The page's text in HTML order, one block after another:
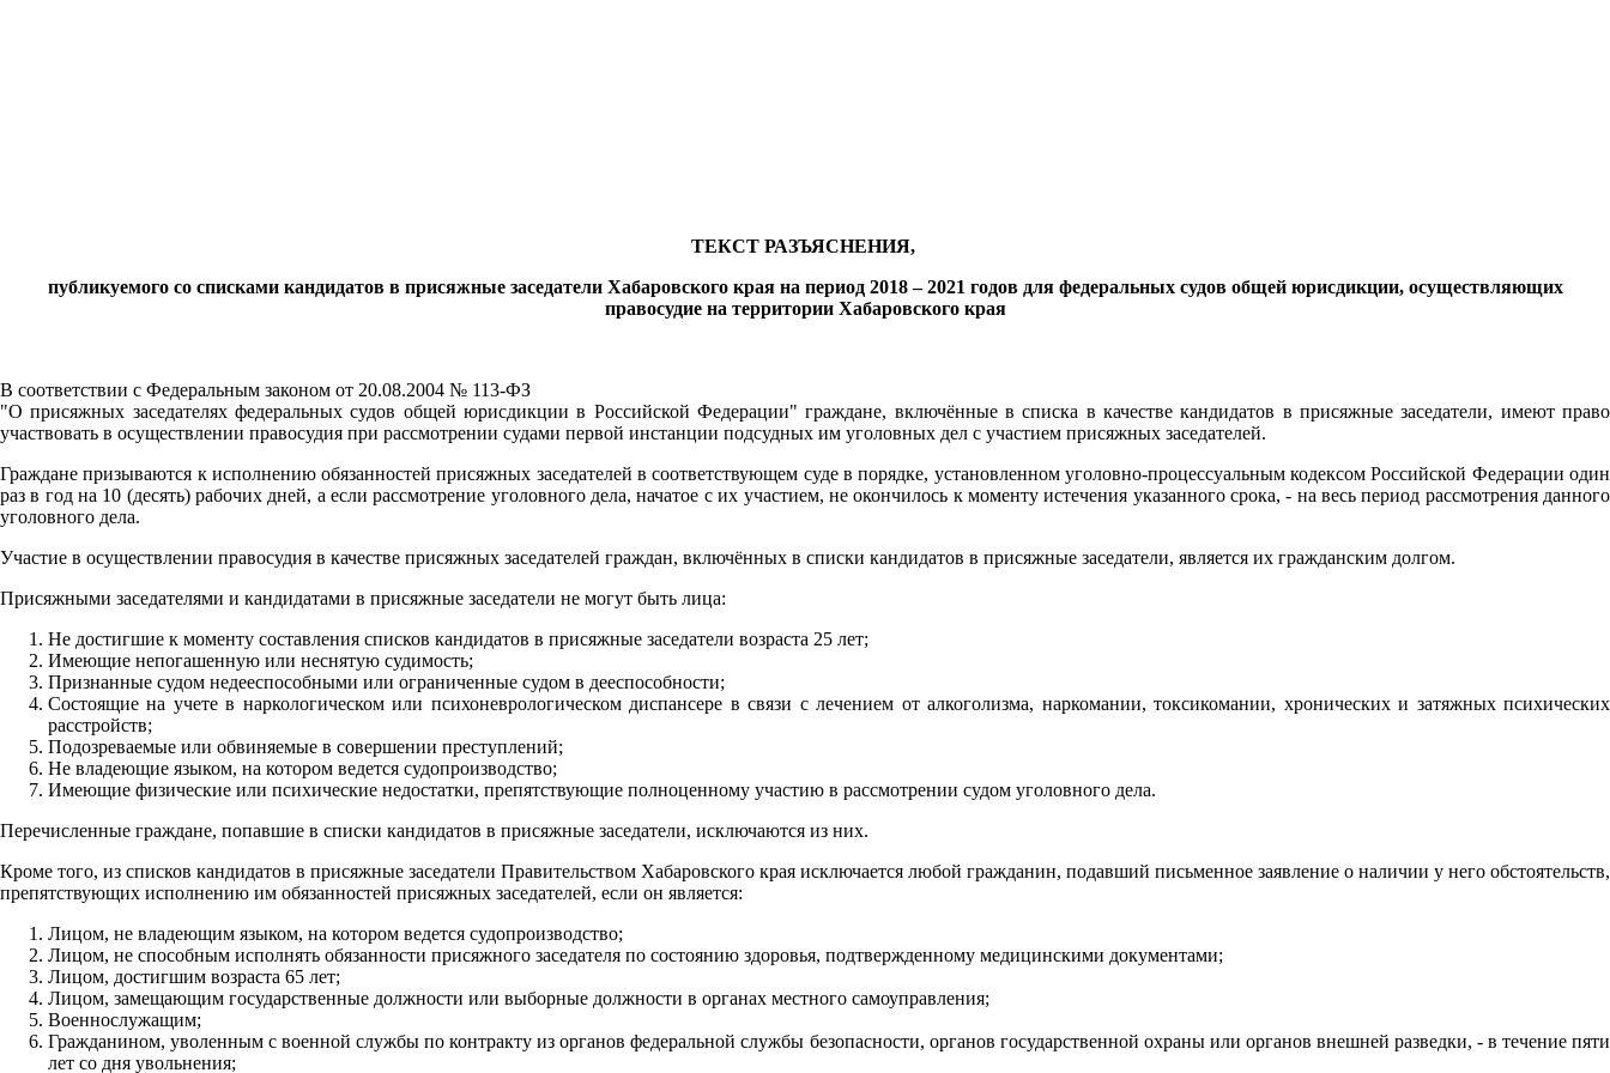
ТЕКСТ РАЗЪЯСНЕНИЯ,
публикуемого со списками кандидатов в присяжные заседатели Хабаровского края на период 2018 – 2021 годов для федеральных судов общей юрисдикции, осуществляющих
правосудие на территории Хабаровского края
В соответствии с Федеральным законом от 20.08.2004 № 113-ФЗ
"О присяжных заседателях федеральных судов общей юрисдикции в Российской Федерации" граждане, включённые в списка в качестве кандидатов в присяжные заседатели, имеют право
участвовать в осуществлении правосудия при рассмотрении судами первой инстанции подсудных им уголовных дел с участием присяжных заседателей.
Граждане призываются к исполнению обязанностей присяжных заседателей в соответствующем суде в порядке, установленном уголовно-процессуальным кодексом Российской Федерации один
раз в год на 10 (десять) рабочих дней, а если рассмотрение уголовного дела, начатое с их участием, не окончилось к моменту истечения указанного срока, - на весь период рассмотрения данного
уголовного дела.
Участие в осуществлении правосудия в качестве присяжных заседателей граждан, включённых в списки кандидатов в присяжные заседатели, является их гражданским долгом.
Присяжными заседателями и кандидатами в присяжные заседатели не могут быть лица:
Не достигшие к моменту составления списков кандидатов в присяжные заседатели возраста 25 лет;
Имеющие непогашенную или неснятую судимость;
Признанные судом недееспособными или ограниченные судом в дееспособности;
Состоящие на учете в наркологическом или психоневрологическом диспансере в связи с лечением от алкоголизма, наркомании, токсикомании, хронических и затяжных психических
расстройств;
Подозреваемые или обвиняемые в совершении преступлений;
Не владеющие языком, на котором ведется судопроизводство;
Имеющие физические или психические недостатки, препятствующие полноценному участию в рассмотрении судом уголовного дела.
Перечисленные граждане, попавшие в списки кандидатов в присяжные заседатели, исключаются из них.
Кроме того, из списков кандидатов в присяжные заседатели Правительством Хабаровского края исключается любой гражданин, подавший письменное заявление о наличии у него обстоятельств,
препятствующих исполнению им обязанностей присяжных заседателей, если он является:
Лицом, не владеющим языком, на котором ведется судопроизводство;
Лицом, не способным исполнять обязанности присяжного заседателя по состоянию здоровья, подтвержденному медицинскими документами;
Лицом, достигшим возраста 65 лет;
Лицом, замещающим государственные должности или выборные должности в органах местного самоуправления;
Военнослужащим;
Гражданином, уволенным с военной службы по контракту из органов федеральной службы безопасности, органов государственной охраны или органов внешней разведки, - в течение пяти
лет со дня увольнения;